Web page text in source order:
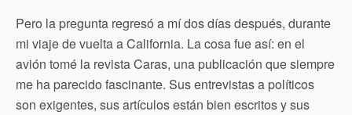
Pero la pregunta regresó a mí dos días después, durante
mi viaje de vuelta a California. La cosa fue así: en el
avión tomé la revista Caras, una publicación que siempre
me ha parecido fascinante. Sus entrevistas a políticos
son exigentes, sus artículos están bien escritos y sus